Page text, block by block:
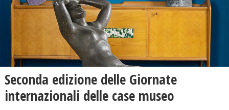
Seconda edizione delle Giornate
internazionali delle case museo